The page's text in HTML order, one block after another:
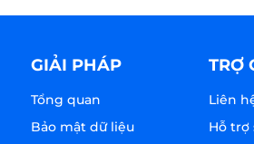
GIẢI PHÁP
Tổng quan
Bảo mật dữ liệu
TRỢ
Liên
Hỗ trợ